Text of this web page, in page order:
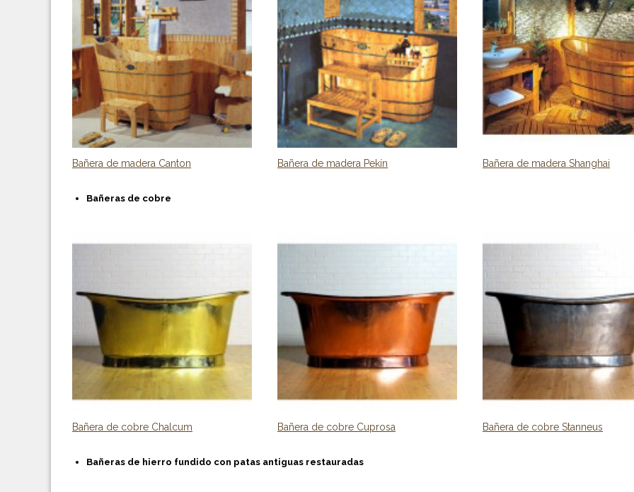
Bañera de madera Canton Bañera de madera Pekín Bañera de madera Shanghai
Bañeras de cobre
Bañera de cobre Chalcum Bañera de cobre Cuprosa Bañera de cobre Stanneus
Bañeras de hierro fundido con patas antiguas restauradas